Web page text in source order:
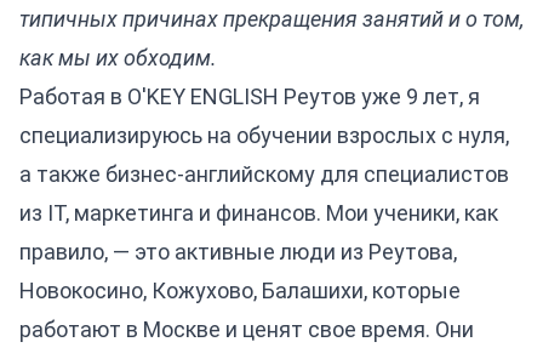
типичных причинах прекращения занятий и о том,
как мы их обходим.
Работая в O'KEY ENGLISH Реутов уже 9 лет, я
специализируюсь на обучении взрослых с нуля,
а также бизнес-английскому для специалистов
из IT, маркетинга и финансов. Мои ученики, как
правило, — это активные люди из Реутова,
Новокосино, Кожухово, Балашихи, которые
работают в Москве и ценят свое время. Они